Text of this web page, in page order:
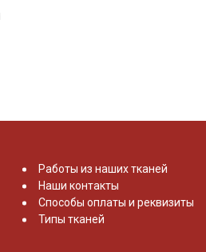
Работы из наших тканей
Наши контакты
Способы оплаты и реквизиты
Типы тканей